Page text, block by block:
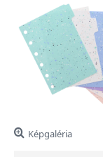
Képgaléria